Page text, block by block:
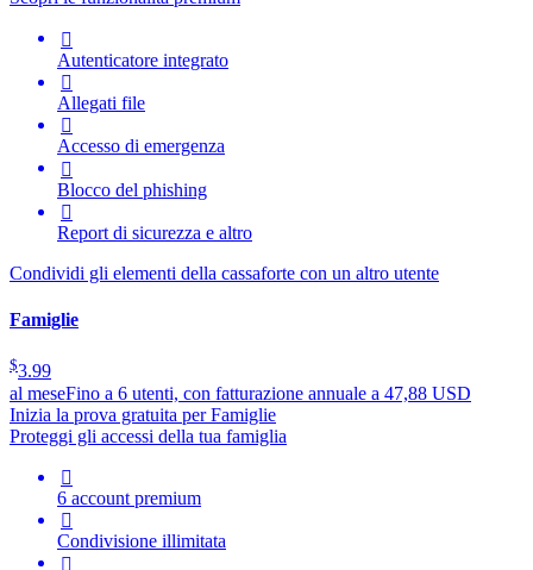

Autenticatore integrato

Allegati file

Accesso di emergenza

Blocco del phishing

Report di sicurezza e altro
Condividi gli elementi della cassaforte con un altro utente
Famiglie
$3.99
al meseFino a 6 utenti, con fatturazione annuale a 47,88 USD
Inizia la prova gratuita per Famiglie
Proteggi gli accessi della tua famiglia

6 account premium

Condivisione illimitata
